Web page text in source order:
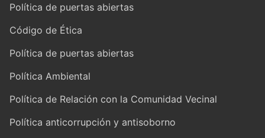
Política de puertas abiertas
Código de Ética
Política de puertas abiertas
Política Ambiental
Política de Relación con la Comunidad Vecinal
Política anticorrupción y antisoborno